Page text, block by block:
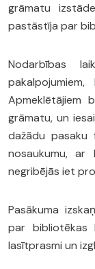
grāmatu
pastāstīja par
Nodarbības
Apmeklētājiem
grāmatu, un
dažādu pasaku
nosaukumu,
negribējās iet
Pasākuma
par bibliotēkas
lasītprasmi un